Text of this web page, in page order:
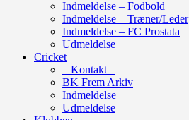
Indmeldelse – Fodbold
Indmeldelse – Træner/Leder
Indmeldelse – FC Prostata
Udmeldelse
Cricket
– Kontakt –
BK Frem Arkiv
Indmeldelse
Udmeldelse